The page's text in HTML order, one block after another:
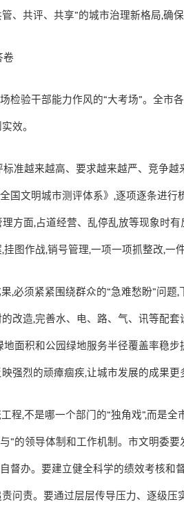
、共评、共享”的城市治理新格局,确
卷
检验干部能力作风的“大考场”。全市
效。
准越来越高、要求越来越严、竞争越
国文明城市测评体系》 ,逐项逐条进行
理方面,占道经营、乱停乱放等现象时有
,挂图作战,销号管理,一项一项抓整改,一
,必须紧紧围绕群众的“急难愁盼”问题,
改造,完善水、电、路、气、讯等配
地面积和公园绿地服务半径覆盖率稳步
强烈的顽瘴痼疾,让城市发展的成果更
程,不是哪一个部门的“独角戏”,而是全
”的领导体制和工作机制。市文明委要
督办。要建立健全科学的绩效考核和
问责。要通过层层传导压力、逐级压